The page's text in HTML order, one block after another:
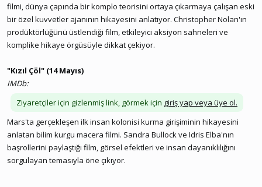
filmi, dünya çapında bir komplo teorisini ortaya çıkarmaya çalışan eski
bir özel kuvvetler ajanının hikayesini anlatıyor. Christopher Nolan'ın
prodüktörlüğünü üstlendiği film, etkileyici aksiyon sahneleri ve
komplike hikaye örgüsüyle dikkat çekiyor.
"Kızıl Çöl" (14 Mayıs)
IMDb:
Ziyaretçiler için gizlenmiş link, görmek için giriş yap veya üye ol.
Mars'ta gerçekleşen ilk insan kolonisi kurma girişiminin hikayesini
anlatan bilim kurgu macera filmi. Sandra Bullock ve Idris Elba'nın
başrollerini paylaştığı film, görsel efektleri ve insan dayanıklılığını
sorgulayan temasıyla öne çıkıyor.